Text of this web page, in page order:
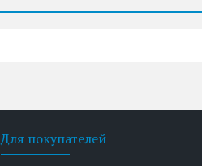
Для покупателей